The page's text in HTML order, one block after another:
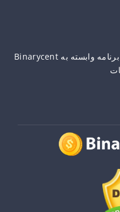
نحوه پیوستن به برنامه وابسته به Binarycent